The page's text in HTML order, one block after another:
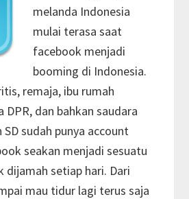
melanda Indonesia
mulai terasa saat
facebook menjadi
booming di Indonesia.
remaja, ibu rumah
dan bahkan saudara
sudah punya account
seakan menjadi sesuatu
dijamah setiap hari. Dari
mau tidur lagi terus saja